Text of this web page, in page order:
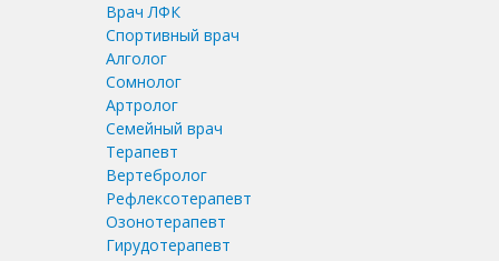
Врач ЛФК
Спортивный врач
Алголог
Сомнолог
Артролог
Семейный врач
Терапевт
Вертебролог
Рефлексотерапевт
Озонотерапевт
Гирудотерапевт